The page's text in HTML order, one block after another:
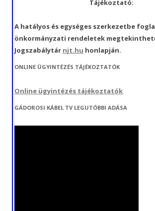
Tájékoztató:
A hatályos és egységes szerkezetbe
önkormányzati rendeletek
Jogszabálytár njt.hu honlapján.
ONLINE ÜGYINTÉZÉS TÁJÉKOZTATÓK
Online ügyintézés tájékoztatók
GÁDOROSI KÁBEL TV LEGUTÓBBI ADÁSA